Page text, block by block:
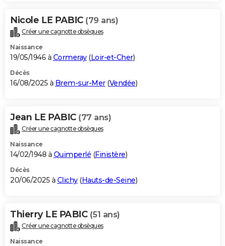
Nicole LE PABIC (79 ans)
Créer une cagnotte obsèques
Naissance
19/05/1946 à Cormeray(Loir-et-Cher)
Décès
16/08/2025 à Brem-sur-Mer(Vendée)
Jean LE PABIC (77 ans)
Créer une cagnotte obsèques
Naissance
14/02/1948 à Quimperlé (Finistère)
Décès
20/06/2025 à Clichy(Hauts-de-Seine)
Thierry LE PABIC (51 ans)
Créer une cagnotte obsèques
Naissance